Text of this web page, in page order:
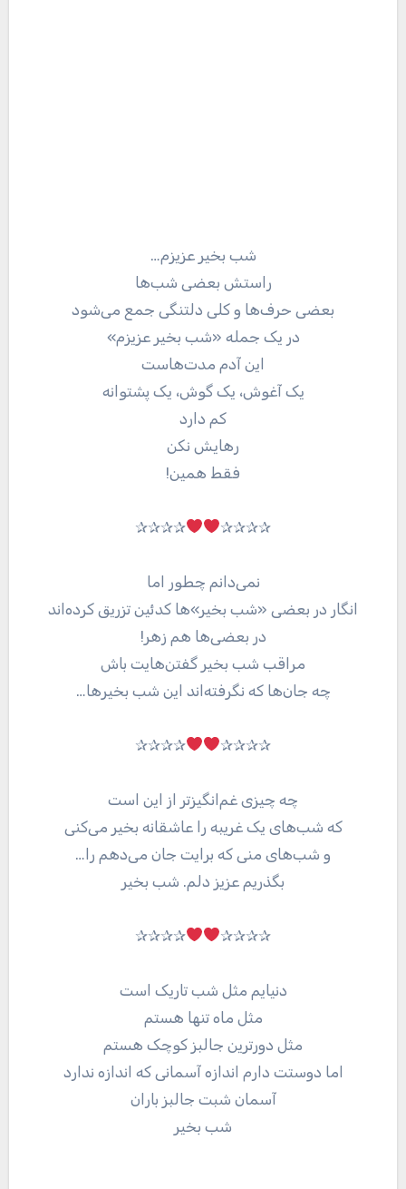
شب بخیر عزیزم…
راستش بعضی شب‌ها
بعضی حرف‌ها و کلی دلتنگی جمع می‌شود
در یک جمله «شب بخیر عزیزم»
این آدم مدت‌هاست
یک آغوش، یک گوش، یک پشتوانه
کم دارد
رهایش نکن
فقط همین!
✰✰✰✰
✰✰✰✰
نمی‌دانم چطور اما
انگار در بعضی «شب بخیر‌»ها کدئین تزریق کرده‌اند
در بعضی‌ها هم زهر!
مراقب شب بخیر گفتن‌هایت باش
چه جان‌ها که نگرفته‌اند این شب بخیر‌ها…
✰✰✰✰
✰✰✰✰
چه چیزی غم‌انگیزتر از این است
که شب‌های یک غریبه را عاشقانه بخیر می‌کنی
و شب‌های منی که برایت جان می‌دهم را…
بگذریم عزیز دلم. شب بخیر
✰✰✰✰
✰✰✰✰
دنیایم مثل شب تاریک است
مثل ماه تنها هستم
مثل دورترین جالبز کوچک هستم
اما دوستت دارم اندازه آسمانی که اندازه ندارد
آسمان شبت جالبز باران
شب بخیر